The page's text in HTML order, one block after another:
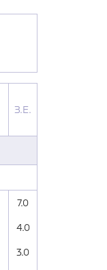
З.Е.
7.0
4.0
3.0